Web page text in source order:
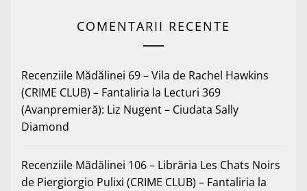
COMENTARII RECENTE
Recenziile Mădălinei 69 – Vila de Rachel Hawkins
(CRIME CLUB) – Fantaliria la Lecturi 369
(Avanpremieră): Liz Nugent – Ciudata Sally
Diamond
Recenziile Mădălinei 106 – Librăria Les Chats Noirs
de Piergiorgio Pulixi (CRIME CLUB) – Fantaliria la